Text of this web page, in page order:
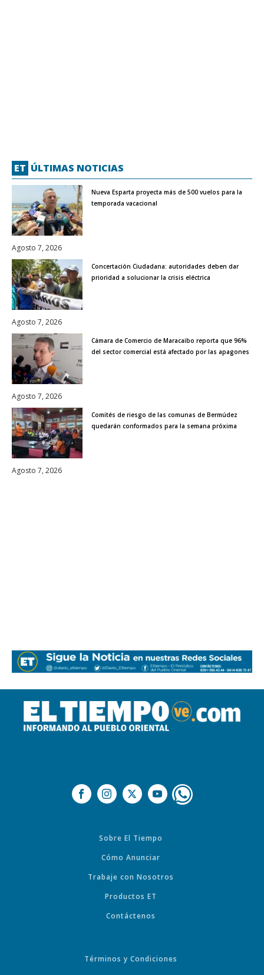
ET ÚLTIMAS NOTICIAS
Nueva Esparta proyecta más de 500 vuelos para la
temporada vacacional
Agosto 7, 2026
Concertación Ciudadana: autoridades deben dar
prioridad a solucionar la crisis eléctrica
Agosto 7, 2026
Cámara de Comercio de Maracaibo reporta que 96%
del sector comercial está afectado por las apagones
Agosto 7, 2026
Comités de riesgo de las comunas de Bermúdez
quedarán conformados para la semana próxima
Agosto 7, 2026
Sobre El Tiempo
Cómo Anunciar
Trabaje con Nosotros
Productos ET
Contáctenos
Términos y Condiciones